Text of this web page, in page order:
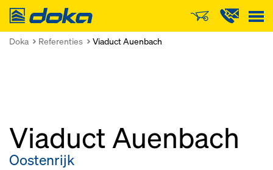
Doka
Doka Referenties Viaduct Auenbach
Viaduct Auenbach
Oostenrijk